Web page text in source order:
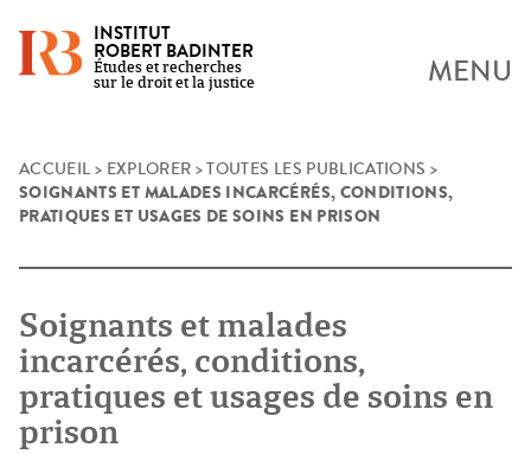
Skip
content
INSTITUT
ROBERT BADINTER
Études et recherches
sur le droit et la justice
MENU
ACCUEIL > EXPLORER >TOUTES LES PUBLICATIONS >
SOIGNANTS ET MALADES INCARCÉRÉS, CONDITIONS,
PRATIQUES ET USAGES DE SOINS EN PRISON
Soignants et malades
incarcérés, conditions,
pratiques et usages de soins en
prison